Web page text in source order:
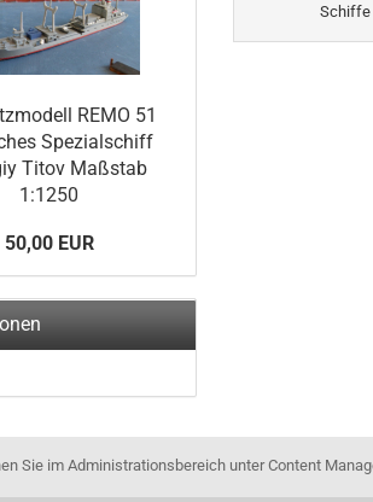
Schiffe
REMO 51
Spezialschiff
Titov Maßstab
1:1250
50,00 EUR
Sie im Administrationsbereich unter Content